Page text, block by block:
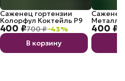
400 ₽700 ₽−43%
Саженец гортензии
Колорфул Коктейль P9
В корзину
400 ₽
Саженец